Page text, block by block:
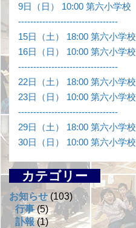
9日（日） 10:00 第六小学校
---------------------------------
15日（土） 18:00 第六小学校
16日（日） 10:00 第六小学校
---------------------------------
22日（土） 18:00 第六小学校
23日（日） 10:00 第六小学校
---------------------------------
29日（土） 18:00 第六小学校
30日（日） 10:00 第六小学校
カテゴリー
お知らせ (103)
行事(5)
訃報(1)